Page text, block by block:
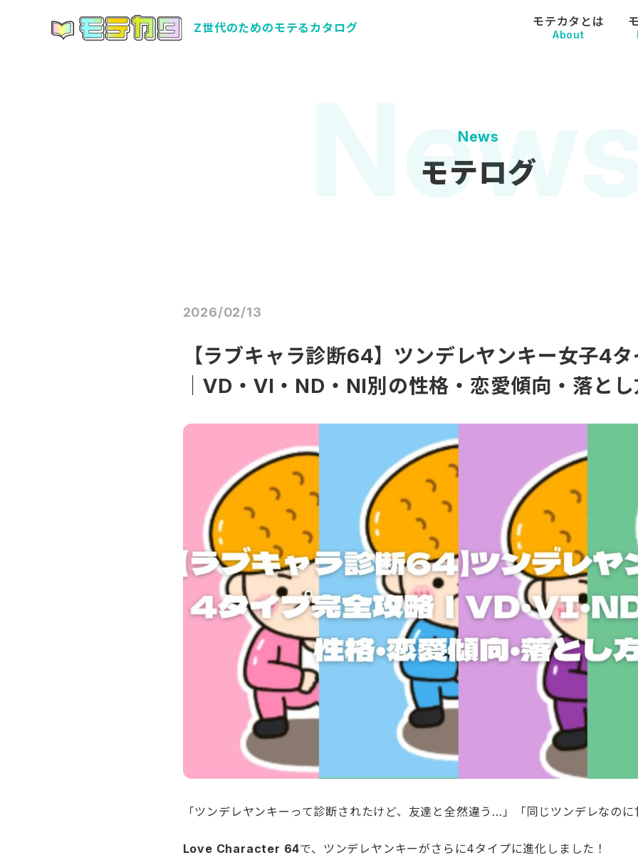
Z世代のためのモテるカタログ モテカタとは
About
News
モテログ
2026/02/13
【ラブキャラ診断64】ツンデレヤンキー女子4
｜VD・VI・ND・NI別の性格・恋愛傾向・落と
「ツンデレヤンキーって診断されたけど、友達と全然違う…」「同じツンデレなの
Love Character 64で、ツンデレヤンキーがさらに4タイプに進化しました！